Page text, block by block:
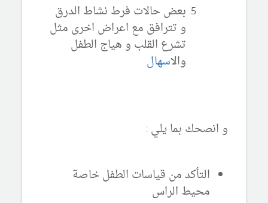
بعض حالات فرط نشاط الدرق
و تترافق مع اعراض اخرى مثل
تشرع القلب و هياج الطفل
والاسهال
و انصحك بما يلي :
التأكد من قياسات الطفل خاصة
محيط الراس